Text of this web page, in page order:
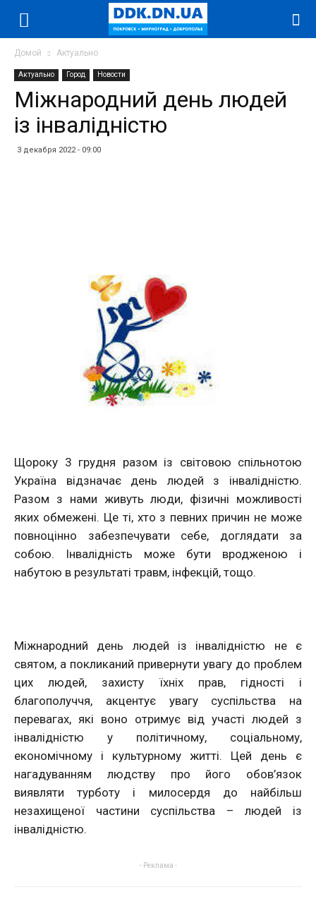
Домой Актуально
Актуально Город Новости
Міжнародний день людей
із інвалідністю
3 декабря 2022 - 09:00
Щороку 3 грудня разом із світовою спільнотою
Україна відзначає день людей з інвалідністю.
Разом з нами живуть люди, фізичні можливості
яких обмежені. Це ті, хто з певних причин не може
повноцінно забезпечувати себе, доглядати за
собою. Інвалідність може бути вродженою і
набутою в результаті травм, інфекцій, тощо.
Міжнародний день людей із інвалідністю не є
святом, а покликаний привернути увагу до проблем
цих людей, захисту їхніх прав, гідності і
благополуччя, акцентує увагу суспільства на
перевагах, які воно отримує від участі людей з
інвалідністю у політичному, соціальному,
економічному і культурному житті. Цей день є
нагадуванням людству про його обов’язок
виявляти турботу і милосердя до найбільш
незахищеної частини суспільства – людей із
інвалідністю.
- Реклама -